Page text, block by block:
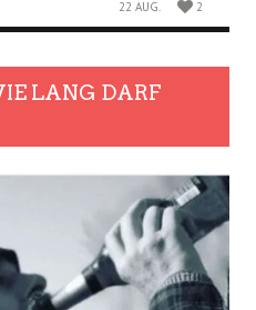
22 AUG. 2
LANG DARF